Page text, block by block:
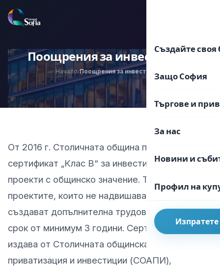
към
Създайте своя
Защо София
Търгове и
За нас
Новини и
Профил на
Поощрения за инвеститори
Начало/Поощрения за инвеститори
От 2016 г. Столичната община предлага
сертификат „Клас В“ за инвестиционни
проекти с общинско значение. Такива са
проектите, които не надвишават 2 млн. лв. и
създават допълнителна трудова заетост за
срок от минимум 3 години. Сертификатът се
издава от Столичната общинска агенция за
приватизация и инвестиции (СОАПИ),